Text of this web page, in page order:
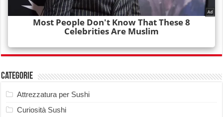
Categorie
Attrezzatura per Sushi
Curiosità Sushi